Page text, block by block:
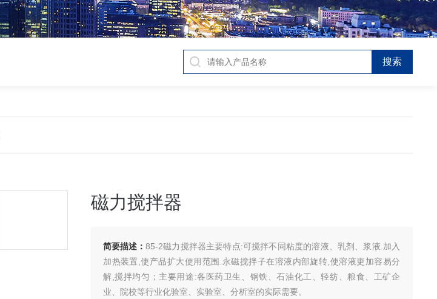
磁力搅拌器
简要描述：85-2磁力搅拌器主要特点:可搅拌不同粘度的溶液、乳剂、浆液.加入
加热装置,使产品扩大使用范围.永磁搅拌子在溶液内部旋转,使溶液更加容易分
解,搅拌均匀；主要用途:各医药卫生、钢铁、石油化工、轻纺、粮食、工矿企
业、院校等行业化验室、实验室、分析室的实际需要。